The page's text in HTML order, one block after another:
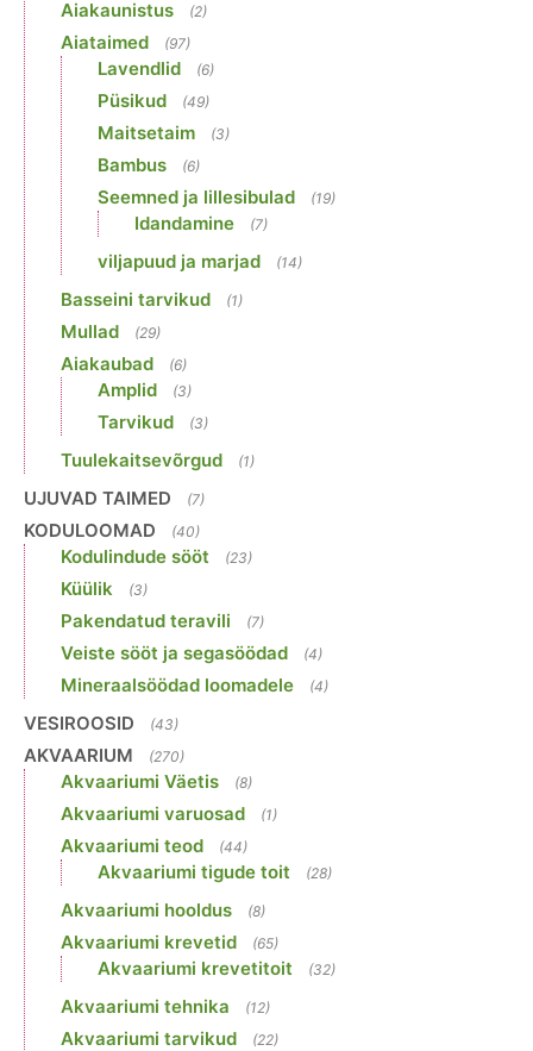
Aiakaunistus (2)
Aiataimed (97)
Lavendlid (6)
Püsikud (49)
Maitsetaim (3)
Bambus (6)
Seemned ja lillesibulad (19)
Idandamine (7)
viljapuud ja marjad (14)
Basseini tarvikud (1)
Mullad (29)
Aiakaubad (6)
Amplid (3)
Tarvikud (3)
Tuulekaitsevõrgud (1)
UJUVAD TAIMED (7)
KODULOOMAD (40)
Kodulindude sööt (23)
Küülik (3)
Pakendatud teravili (7)
Veiste sööt ja segasöödad (4)
Mineraalsöödad loomadele (4)
VESIROOSID (43)
AKVAARIUM (270)
Akvaariumi Väetis (8)
Akvaariumi varuosad (1)
Akvaariumi teod (44)
Akvaariumi tigude toit (28)
Akvaariumi hooldus (8)
Akvaariumi krevetid (65)
Akvaariumi krevetitoit (32)
Akvaariumi tehnika (12)
Akvaariumi tarvikud (22)